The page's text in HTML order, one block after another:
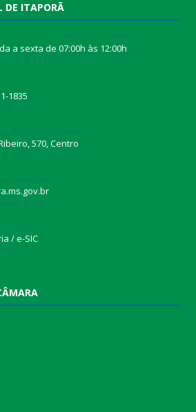
DE ITAPORÃ
a sexta de 07:00h às 12:00h
1835
570, Centro
/ e-SIC